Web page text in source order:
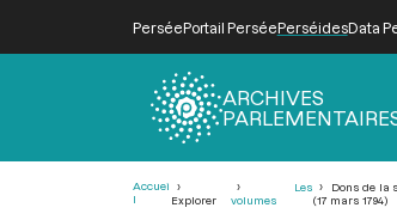
PerséePortail PerséePerséidesData
ARCHIVES
Accuei
l
Explorer
Les
volumes
Dons de la
(17 mars 1794)